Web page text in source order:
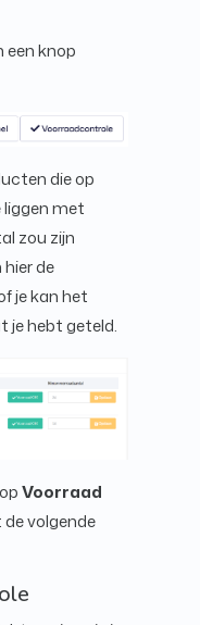
een knop
die op
liggen met
zou zijn
de
je kan het
je hebt geteld.
Voorraad
volgende